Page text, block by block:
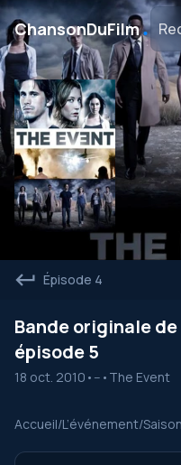
ChansonDuFilm․
Épisode 4
Bande originale de
épisode 5
18 oct. 2010 • -- • The Event
Accueil/L’événement/